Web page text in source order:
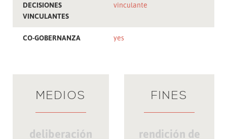
DECISIONES
VINCULANTES
vinculante
CO-GOBERNANZA yes
MEDIOS
deliberación
FINES
rendición de